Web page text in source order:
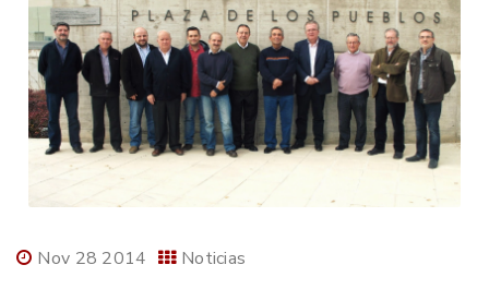
Nov 28 2014 Noticias